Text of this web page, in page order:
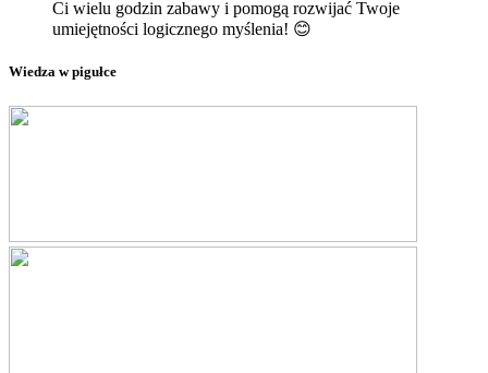
Ci wielu godzin zabawy i pomogą rozwijać Twoje
umiejętności logicznego myślenia! 😊
Wiedza w pigułce